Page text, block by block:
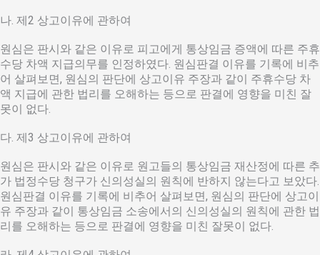
나. 제2 상고이유에 관하여
원심은 판시와 같은 이유로 피고에게 통상임금 증액에 따른 주휴
수당 차액 지급의무를 인정하였다. 원심판결 이유를 기록에 비추
어 살펴보면, 원심의 판단에 상고이유 주장과 같이 주휴수당 차
액 지급에 관한 법리를 오해하는 등으로 판결에 영향을 미친 잘
못이 없다.
다. 제3 상고이유에 관하여
원심은 판시와 같은 이유로 원고들의 통상임금 재산정에 따른 추
가 법정수당 청구가 신의성실의 원칙에 반하지 않는다고 보았다.
원심판결 이유를 기록에 비추어 살펴보면, 원심의 판단에 상고이
유 주장과 같이 통상임금 소송에서의 신의성실의 원칙에 관한 법
리를 오해하는 등으로 판결에 영향을 미친 잘못이 없다.